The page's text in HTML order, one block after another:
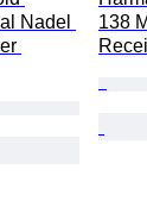
Nadel
138